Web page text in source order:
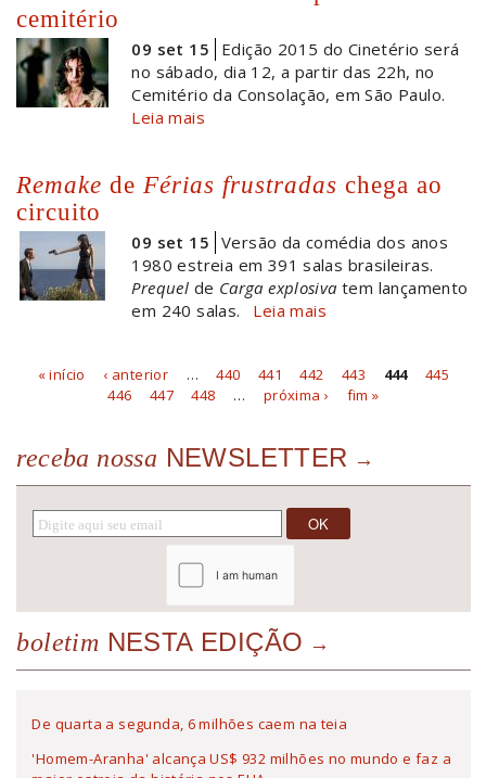
cemitério
09 set 15
Edição 2015 do Cinetério será
no sábado, dia 12, a partir das 22h, no
Cemitério da Consolação, em São Paulo.
Leia mais
Remake de Férias frustradas chega ao
circuito
09 set 15 Versão da comédia dos anos
1980 estreia em 391 salas brasileiras.
Prequel de Carga explosiva tem lançamento
em 240 salas.
Leia mais
Páginas
« início ‹ anterior … 440 441 442 443 444
445
446
447 448 … próxima › fim »
receba nossa NEWSLETTER
boletim NESTA EDIÇÃO
De quarta a segunda, 6 milhões caem na teia
'Homem-Aranha' alcança US$ 932 milhões no mundo e faz a